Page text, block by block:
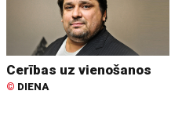
Cerības uz vienošanos
© DIENA